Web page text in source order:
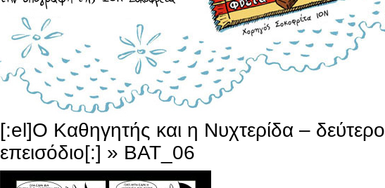
[:el]Ο Kαθηγητής και η Nυχτερίδα – δεύτερο
επεισόδιο[:] » BAT_06